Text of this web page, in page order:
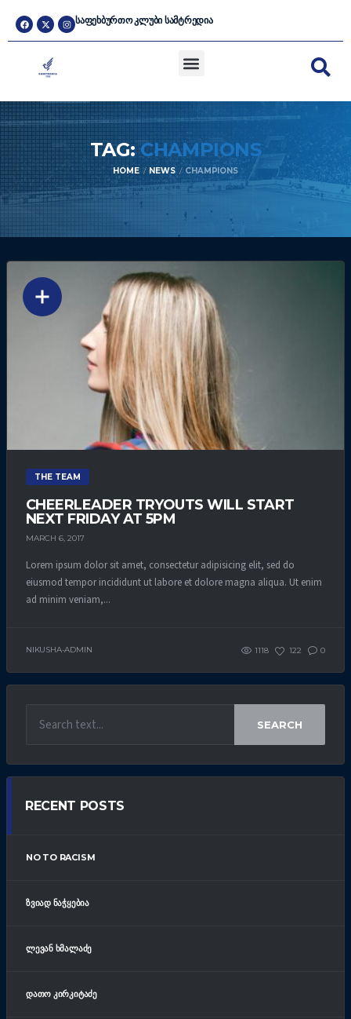
ᲡᲐᲤᲔᲮᲑᲣᲠᲗᲝ ᲙᲚᲣᲑᲘ ᲡᲐᲛᲢᲠᲔᲓᲘᲐ
TAG:CHAMPIONS
HOME NEWS CHAMPIONS
THE TEAM
CHEERLEADER TRYOUTS WILL START
NEXT FRIDAY AT 5PM
MARCH 6, 2017
Lorem ipsum dolor sit amet, consectetur adipisicing elit, sed do
eiusmod tempor incididunt ut labore et dolore magna aliqua. Ut enim
ad minim veniam,...
NIKUSHA-ADMIN 1118 122 0
SEARCH
RECENT POSTS
NO TO RACISM
ᲖᲕᲘᲐᲓ ᲜᲐᲭᲧᲔᲑᲘᲐ
ᲚᲔᲕᲐᲜ ᲮᲛᲐᲚᲐᲫᲔ
ᲓᲐᲗᲝ ᲙᲘᲠᲙᲘᲢᲐᲫᲔ